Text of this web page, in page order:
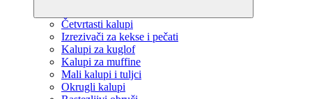
Četvrtasti kalupi
Izrezivači za kekse i pečati
Kalupi za kuglof
Kalupi za muffine
Mali kalupi i tuljci
Okrugli kalupi